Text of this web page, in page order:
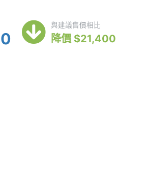
價 $33,000
與建議售價相比
降價 $21,400